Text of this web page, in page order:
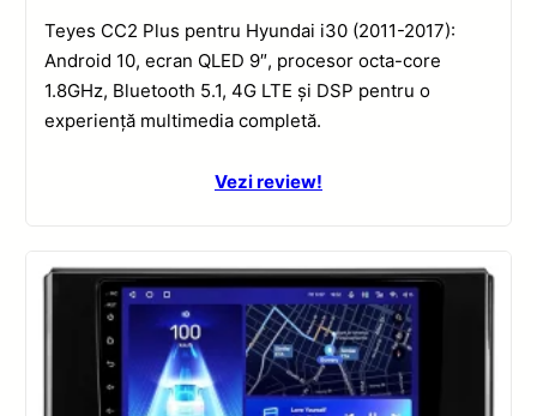
Teyes CC2 Plus pentru Hyundai i30 (2011-2017):
Android 10, ecran QLED 9″, procesor octa-core
1.8GHz, Bluetooth 5.1, 4G LTE și DSP pentru o
experiență multimedia completă.
Vezi review!